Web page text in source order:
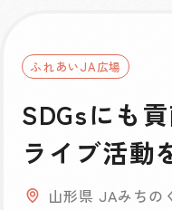
ふれあいJA広場
SDGsにも
ライブ活動
山形県 JAみちの